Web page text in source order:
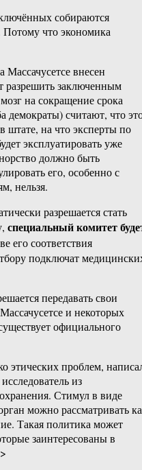
собираются
Потому что экономика
Массачусетсе внесен
разрешить заключенным
на сокращение срока
считают, что
штате, на что эксперты по
эксплуатировать уже
должно быть
его, особенно с
нельзя.
разрешается стать
специальный комитет
его соответствия
подключат
передавать свои
и некоторых
официального
этических проблем,
из
Стимул в виде
можно рассматривать
Такая политика может
заинтересованы в